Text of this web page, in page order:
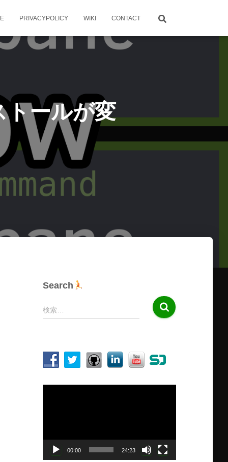
PRIVACYPOLICY WIKI CONTACT
ールが変
Search
検
索
検索…
00:00 24:23